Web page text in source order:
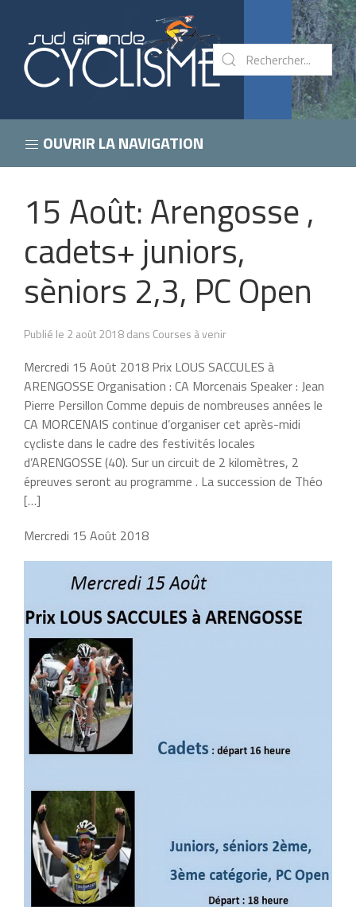
OUVRIR LA NAVIGATION
15 Août: Arengosse ,
cadets+ juniors,
sèniors 2,3, PC Open
Publié le 2 août 2018 dans Courses à venir
Mercredi 15 Août 2018 Prix LOUS SACCULES à
ARENGOSSE Organisation : CA Morcenais Speaker : Jean
Pierre Persillon Comme depuis de nombreuses années le
CA MORCENAIS continue d’organiser cet après-midi
cycliste dans le cadre des festivités locales
d’ARENGOSSE (40). Sur un circuit de 2 kilomètres, 2
épreuves seront au programme . La succession de Théo
[…]
Mercredi 15 Août 2018